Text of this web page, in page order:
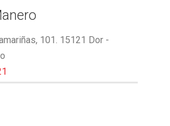
101. 15121 Dor -